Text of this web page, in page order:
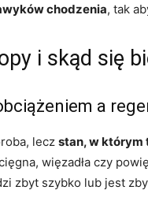
chodzenia, tak
i skąd się
a
lecz stan, w którym
więzadła czy
zbyt szybko lub jest